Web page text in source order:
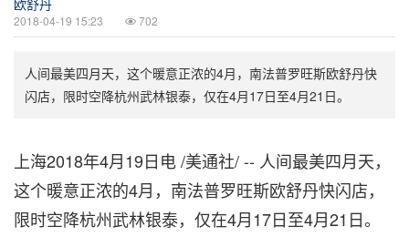
欧舒丹
2018-04-19 15:23 702
人间最美四月天，这个暖意正浓的4月，南法普罗旺斯欧舒丹快
闪店，限时空降杭州武林银泰，仅在4月17日至4月21日。
上海2018年4月19日电 /美通社/ -- 人间最美四月天，
这个暖意正浓的4月，南法普罗旺斯欧舒丹快闪店，
限时空降杭州武林银泰，仅在4月17日至4月21日。